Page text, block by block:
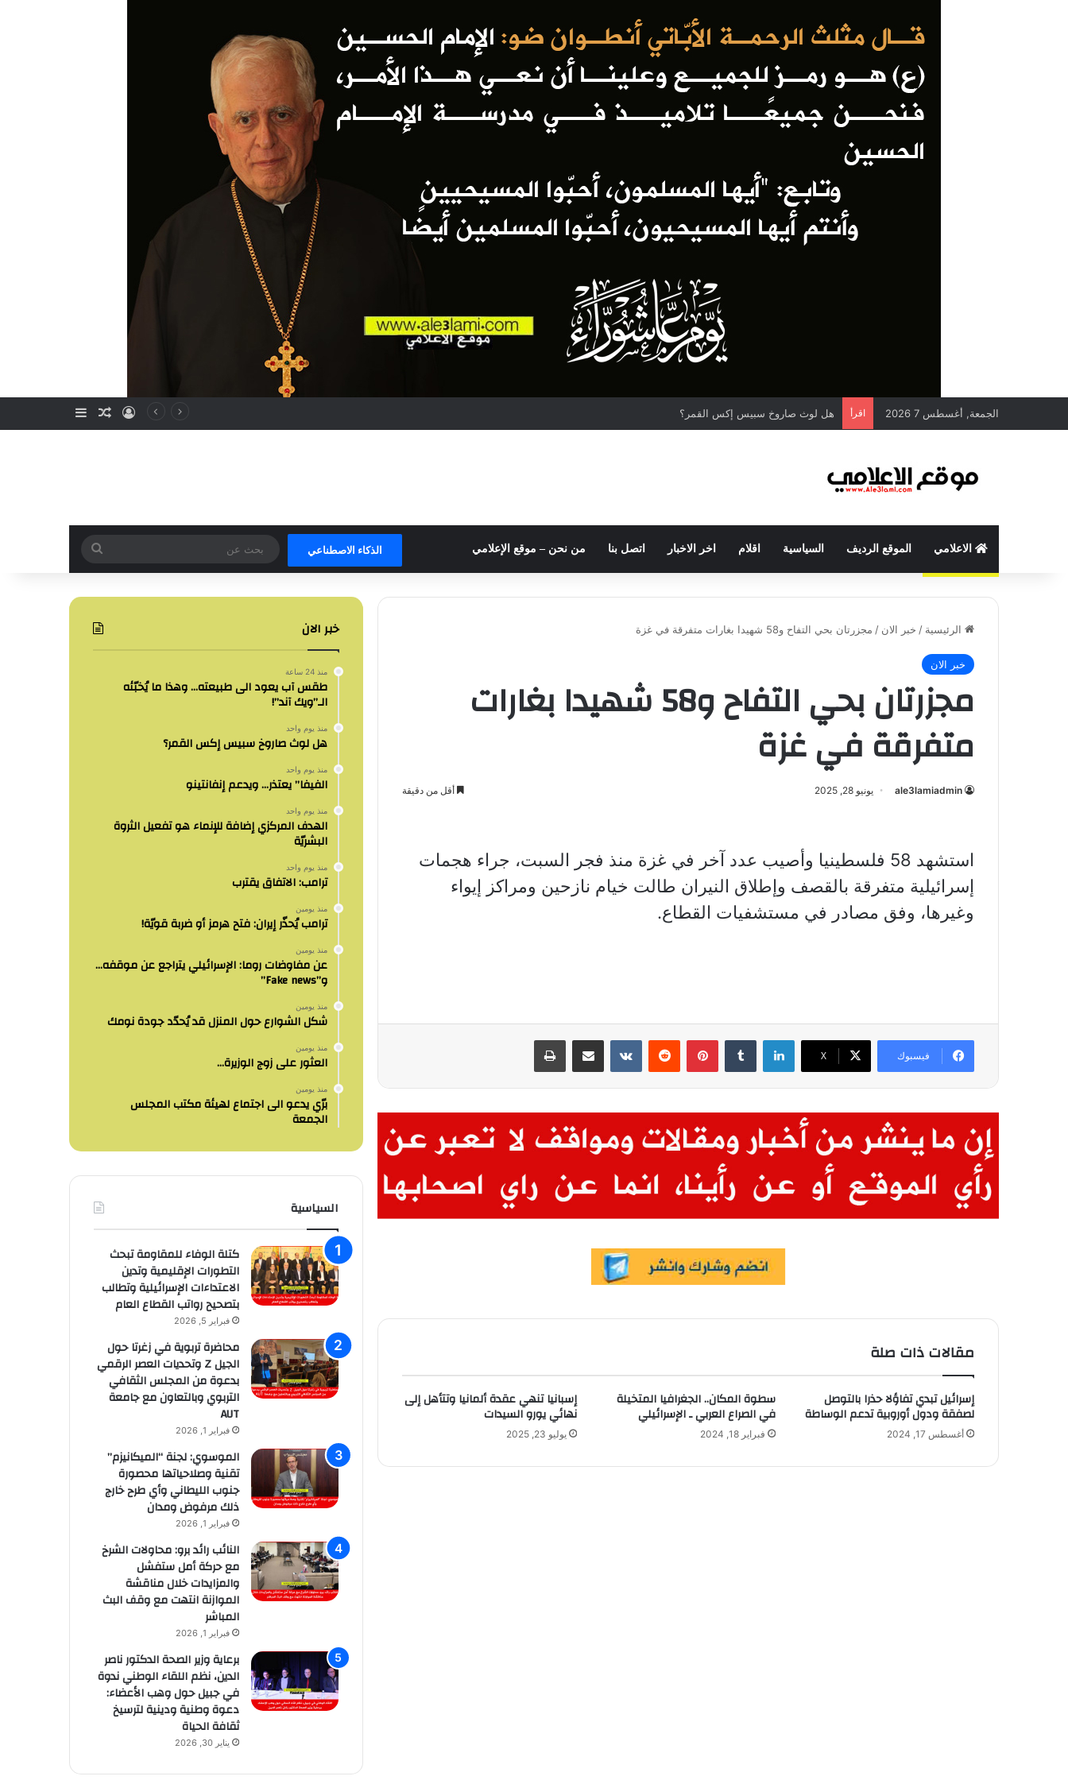
الجمعة, أغسطس 7 2026 اقرأ هل لوث صاروخ سبيس إكس القمر؟ تسجيل الدخول
مقال عشوائي
إضافة عمود
الاعلامي الموقع الرديف السياسية اقلام اخر الاخبار اتصل بنا من نحن – موقع الإعلامي الذكاء الاصطناعي
بحث
عن
الرئيسية / خبر الان / مجزرتان بحي التفاح و58 شهيدا بغارات متفرقة في غزة
خبر الان
مجزرتان بحي التفاح و58 شهيدا بغارات
متفرقة في غزة
ale3lamiadmin يونيو 28, 2025 أقل من دقيقة
استشهد 58 فلسطينيا وأصيب عدد آخر في غزة منذ فجر السبت، جراء هجمات
إسرائيلية متفرقة بالقصف وإطلاق النيران طالت خيام نازحين ومراكز إيواء
وغيرها، وفق مصادر في مستشفيات القطاع.
فيسبوك X
لينكدإن بينتيريست مشاركة عبر البريد طباعة
مقالات ذات صلة
إسرائيل تبدي تفاؤلا حذرا بالتوصل
لصفقة ودول أوروبية تدعم الوساطة
أغسطس 17, 2024
سطوة المكان.. الجغرافيا المتخيلة
في الصراع العربي ـ الإسرائيلي
فبراير 18, 2024
إسبانيا تنهي عقدة ألمانيا وتتأهل إلى
نهائي يورو السيدات
يوليو 23, 2025
خبر الان
منذ 24 ساعة
طقس آب يعود الى طبيعته… وهذا ما يُخبّئه
الـ”ويك آند”!
منذ يوم واحد
هل لوث صاروخ سبيس إكس القمر؟
منذ يوم واحد
الفيفا” يعتذر… ويدعم إنفانتينو
منذ يوم واحد
الهدف المركزي إضافة للإنماء هو تفعيل الثروة
البشريّة
منذ يوم واحد
ترامب: الاتفاق يقترب
منذ يومين
ترامب يُحذّر إيران: فتح هرمز أو ضربة قويّة!
منذ يومين
عن مفاوضات روما: الإسرائيلي يتراجع عن موقفه…
و”Fake news”
منذ يومين
شكل الشوارع حول المنزل قد يُحدّد جودة نومك
منذ يومين
العثور على زوج الوزيرة…
منذ يومين
برّي يدعو الى اجتماع لهيئة مكتب المجلس
الجمعة
السياسية
كتلة الوفاء للمقاومة تبحث
التطورات الإقليمية وتدين
الاعتداءات الإسرائيلية وتطالب
بتصحيح رواتب القطاع العام
فبراير 5, 2026
محاضرة تربوية في زغرتا حول
الجيل Z وتحديات العصر الرقمي
بدعوة من المجلس الثقافي
التربوي وبالتعاون مع جامعة
AUT
فبراير 1, 2026
الموسوي: لجنة “الميكانيزم”
تقنية وصلاحياتها محصورة
جنوب الليطاني وأي طرح خارج
ذلك مرفوض ومدان
فبراير 1, 2026
النائب رائد برو: محاولات الشرخ
مع حركة أمل ستفشل
والمزايدات خلال مناقشة
الموازنة انتهت مع وقف البث
المباشر
فبراير 1, 2026
برعاية وزير الصحة الدكتور ناصر
الدين، نظم اللقاء الوطني ندوة
في جبيل حول وهب الأعضاء:
دعوة وطنية ودينية لترسيخ
ثقافة الحياة
يناير 30, 2026